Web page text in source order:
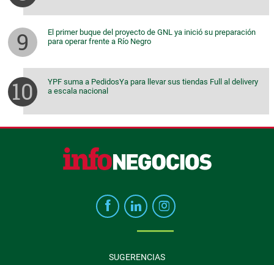
El primer buque del proyecto de GNL ya inició su preparación
para operar frente a Río Negro
YPF suma a PedidosYa para llevar sus tiendas Full al delivery
a escala nacional
SUGERENCIAS